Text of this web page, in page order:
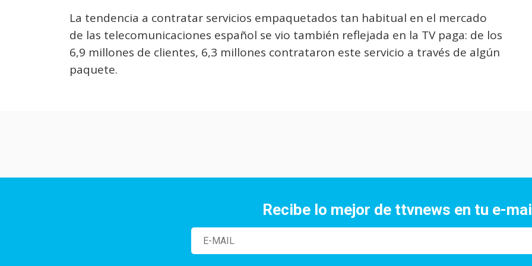
La tendencia a contratar servicios empaquetados tan habitual en el mercado
de las telecomunicaciones español se vio también reflejada en la TV paga: de los
6,9 millones de clientes, 6,3 millones contrataron este servicio a través de algún
paquete.
Recibe lo mejor de ttvnews en tu e-